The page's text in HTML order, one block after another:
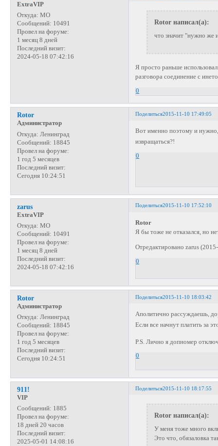
ExtraVIP
Откуда: МО
Сообщений: 10491
Провел на форуме:
1 месяц 8 дней
Последний визит:
2024-05-18 07:42:16
Rotor написал(а):
что значит "нужно же
Я просто раньше
разговора соединение с
0
Поделиться2015-11-10 17:49:05
Rotor
Администратор
Откуда: Ленинград
Сообщений: 18845
Провел на форуме:
1 год 5 месяцев
Последний визит:
Сегодня 10:24:51
Вот именно поэтому и
извращаться?!
0
Поделиться2015-11-10 17:52:10
zarus
ExtraVIP
Откуда: МО
Сообщений: 10491
Провел на форуме:
1 месяц 8 дней
Последний визит:
2024-05-18 07:42:16
Rotor
Я бы тоже не отказался, но
Отредактировано zarus
0
Поделиться2015-11-10 18:03:42
Rotor
Администратор
Откуда: Ленинград
Сообщений: 18845
Провел на форуме:
1 год 5 месяцев
Последний визит:
Сегодня 10:24:51
Аполитично рассуждаешь,
Если все начнут платить за
P.S. Лично я допномер
0
Поделиться2015-11-10 18:17:55
911!
VIP
Сообщений: 1885
Провел на форуме:
18 дней 20 часов
Последний визит:
2025-05-01 14:08:16
Rotor написал(а):
У меня тоже много
Это что, обязаловка